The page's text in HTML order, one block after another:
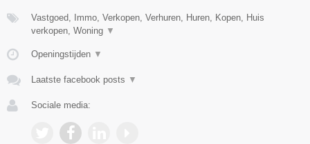
Vastgoed, Immo, Verkopen, Verhuren, Huren, Kopen, Huis
verkopen, Woning ▼
Openingstijden ▼
Laatste facebook posts ▼
Sociale media: